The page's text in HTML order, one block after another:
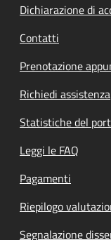
Dichiarazione di
Contatti
Prenotazione
Richiedi assistenza
Statistiche del
Leggi le FAQ
Pagamenti
Riepilogo
Segnalazione